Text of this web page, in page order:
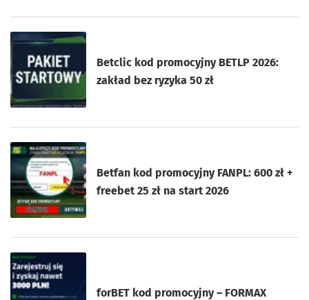
Betclic kod promocyjny BETLP 2026:
zakład bez ryzyka 50 zł
Betfan kod promocyjny FANPL: 600 zł +
freebet 25 zł na start 2026
forBET kod promocyjny – FORMAX